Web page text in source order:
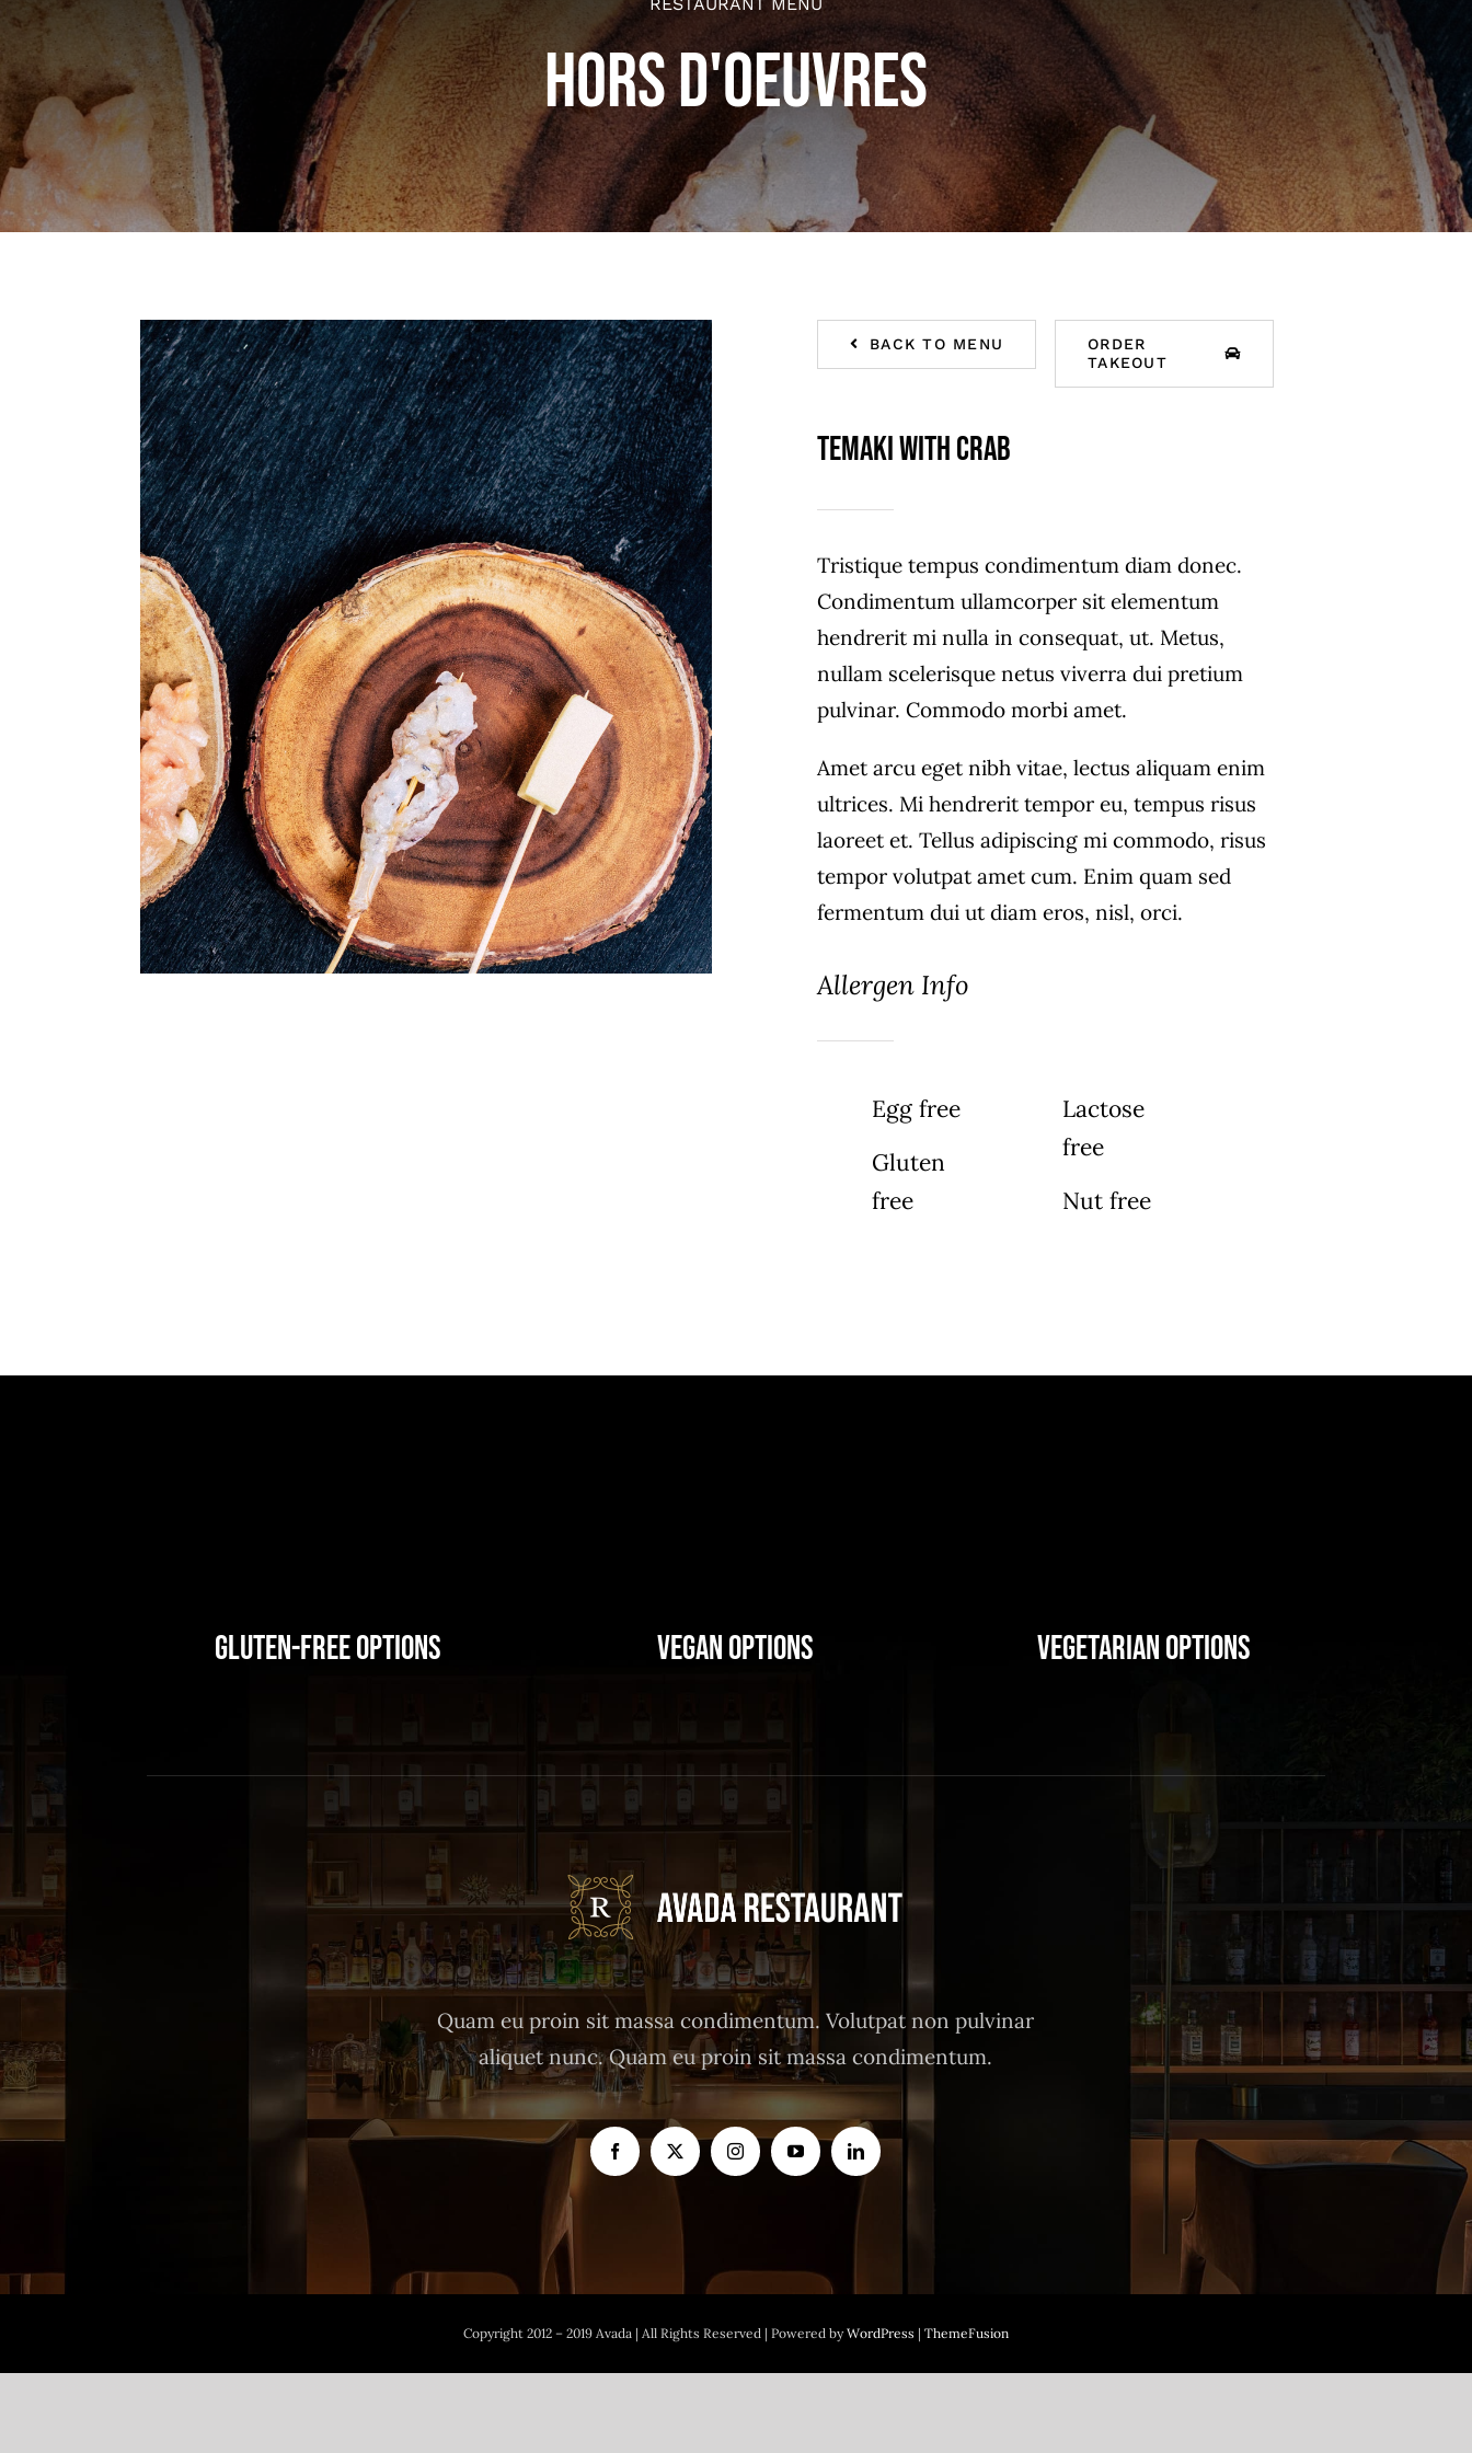
HORS D'OEUVRES
BACK TO MENU
ORDER
TAKEOUT
Temaki with crab
Tristique tempus condimentum diam donec.
Condimentum ullamcorper sit elementum
hendrerit mi nulla in consequat, ut. Metus,
nullam scelerisque netus viverra dui pretium
pulvinar. Commodo morbi amet.
Amet arcu eget nibh vitae, lectus aliquam enim
ultrices. Mi hendrerit tempor eu, tempus risus
laoreet et. Tellus adipiscing mi commodo, risus
tempor volutpat amet cum. Enim quam sed
fermentum dui ut diam eros, nisl, orci.
Allergen Info
Egg free
Gluten
free
Lactose
free
Nut free
Gluten-Free Options Vegan Options Vegetarian Options
Quam eu proin sit massa condimentum. Volutpat non pulvinar
aliquet nunc. Quam eu proin sit massa condimentum.
Copyright 2012 – 2019 Avada | All Rights Reserved | Powered byWordPress | ThemeFusion